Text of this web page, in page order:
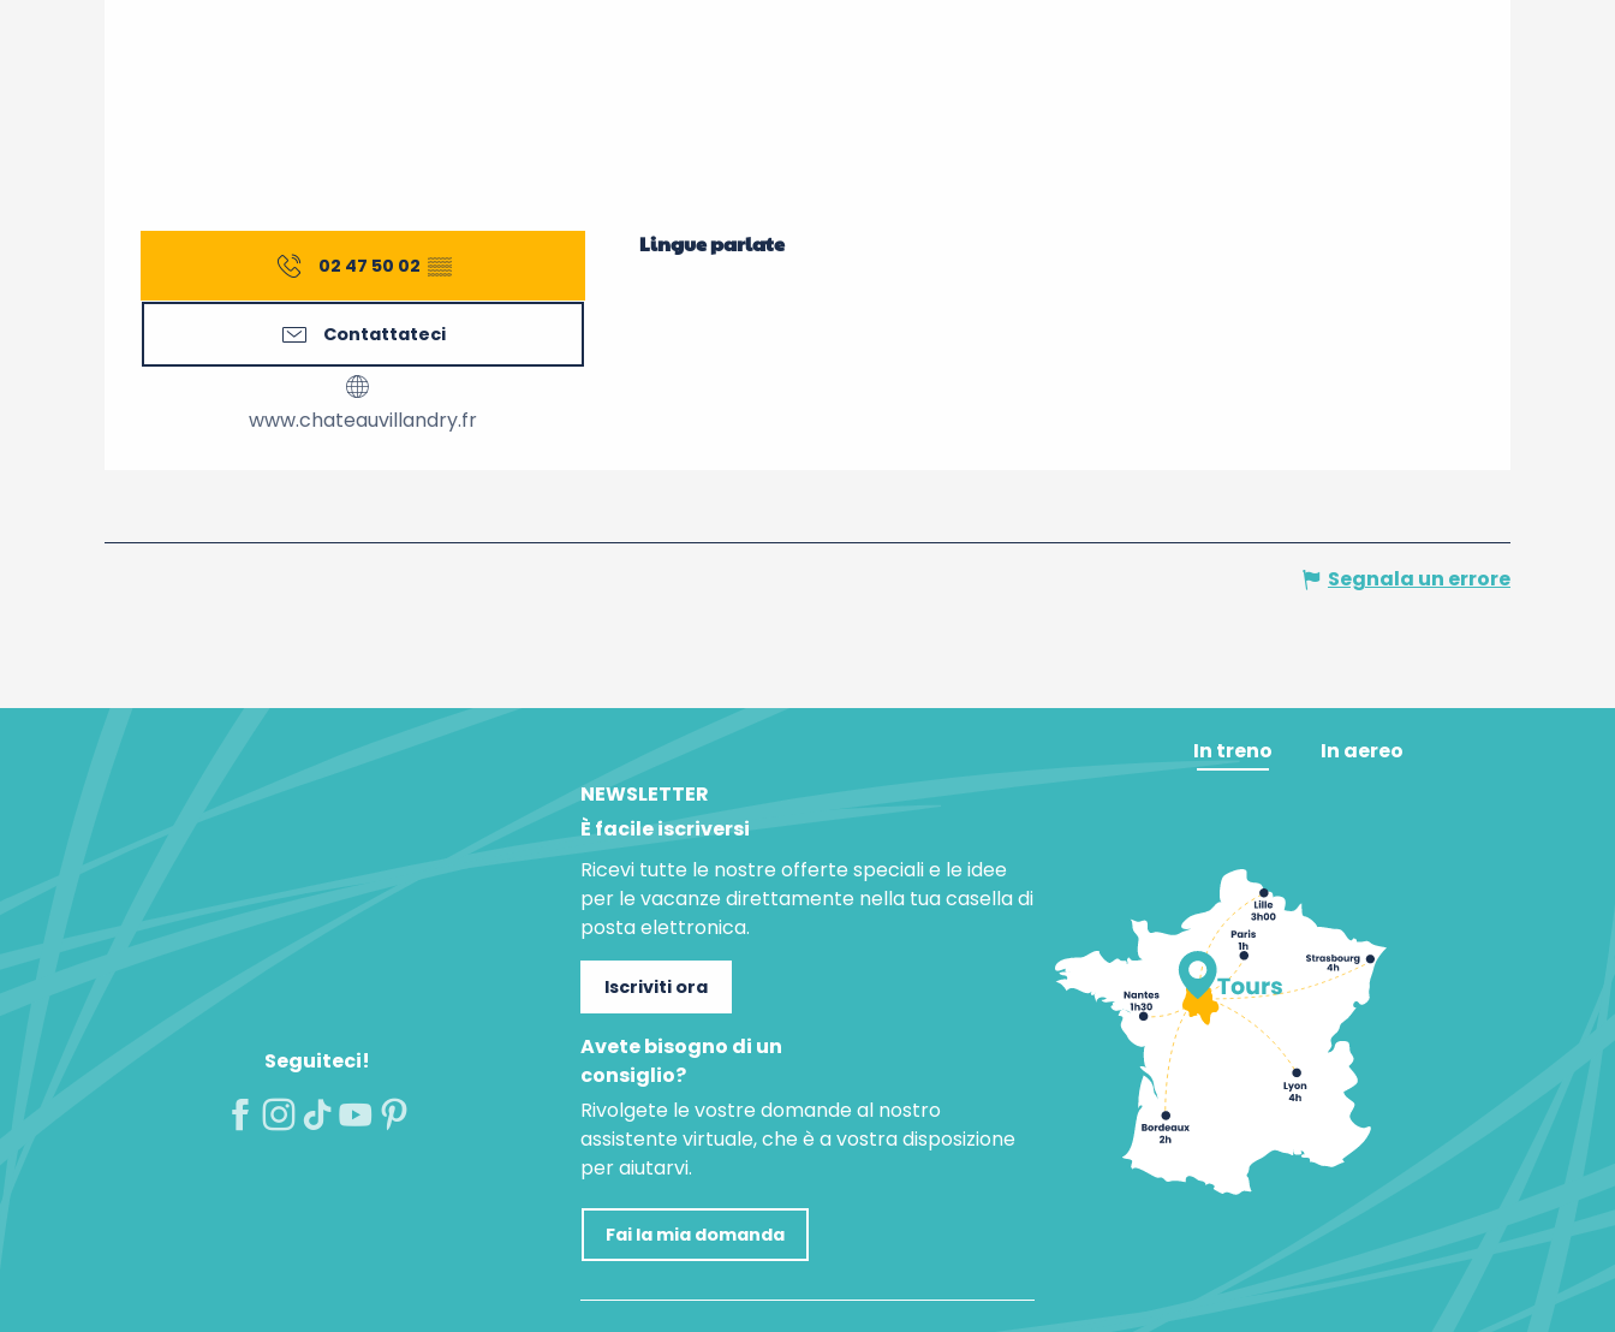
02 47 50 02 ▒▒
Contattateci
www.chateauvillandry.fr
Lingue parlate
Lingue parlate
Segnala un errore
Seguiteci!
NEWSLETTER
È facile iscriversi
Ricevi tutte le nostre offerte speciali e le idee
per le vacanze direttamente nella tua casella di
posta elettronica.
Iscriviti ora
Avete bisogno di un
consiglio?
Rivolgete le vostre domande al nostro
assistente virtuale, che è a vostra disposizione
per aiutarvi.
Fai la mia domanda
In treno In aereo